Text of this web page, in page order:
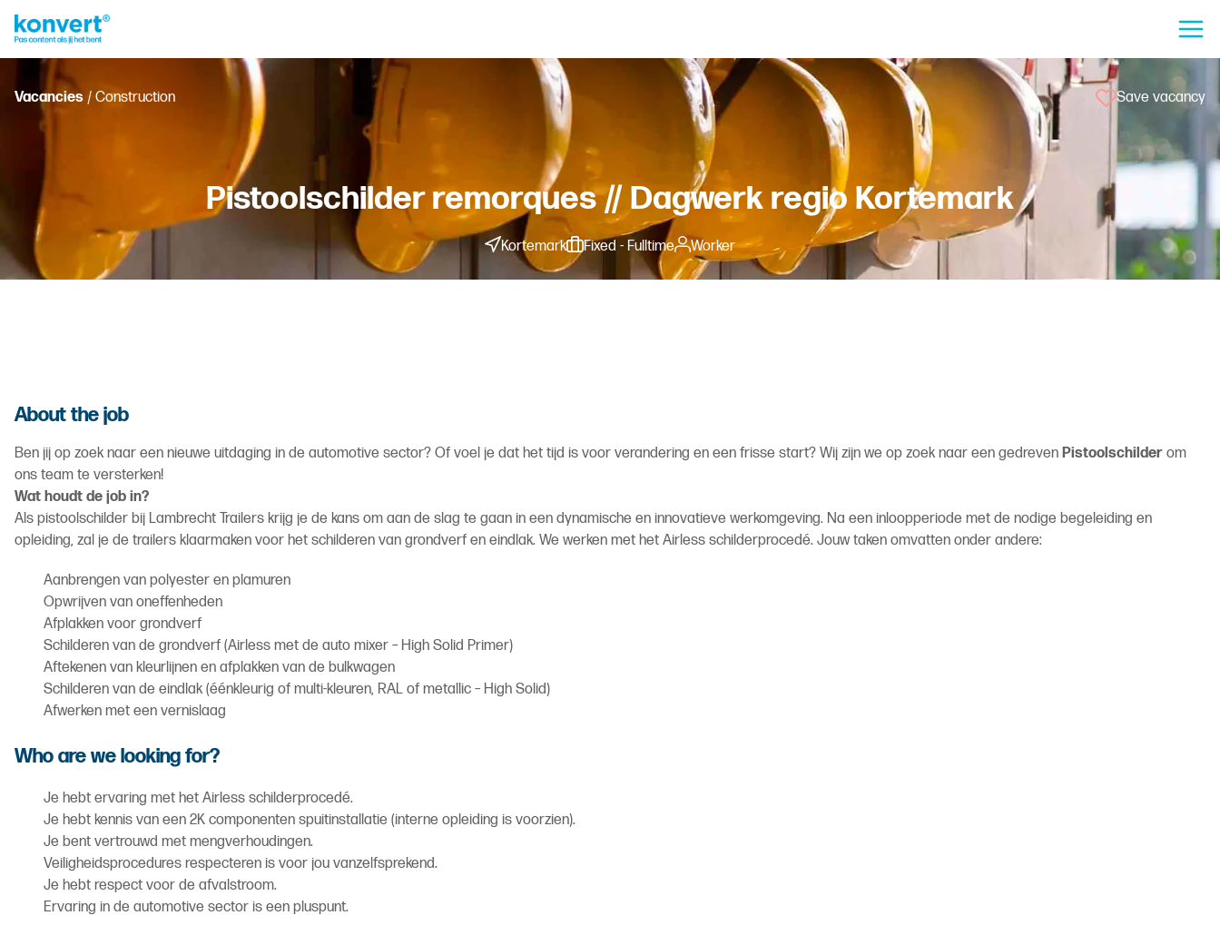
Vacancies / Construction Save vacancy
Pistoolschilder remorques // Dagwerk regio Kortemark
Kortemark Fixed - Fulltime Worker
About the job
Ben jij op zoek naar een nieuwe uitdaging in de automotive sector? Of voel je dat het tijd is voor verandering en een frisse start? Wij zijn we op zoek naar een gedreven Pistoolschilder om
ons team te versterken!
Wat houdt de job in?
Als pistoolschilder bij Lambrecht Trailers krijg je de kans om aan de slag te gaan in een dynamische en innovatieve werkomgeving. Na een inloopperiode met de nodige begeleiding en
opleiding, zal je de trailers klaarmaken voor het schilderen van grondverf en eindlak. We werken met het Airless schilderprocedé. Jouw taken omvatten onder andere:
Aanbrengen van polyester en plamuren
Opwrijven van oneffenheden
Afplakken voor grondverf
Schilderen van de grondverf (Airless met de auto mixer – High Solid Primer)
Aftekenen van kleurlijnen en afplakken van de bulkwagen
Schilderen van de eindlak (éénkleurig of multi-kleuren, RAL of metallic – High Solid)
Afwerken met een vernislaag
Who are we looking for?
Je hebt ervaring met het Airless schilderprocedé.
Je hebt kennis van een 2K componenten spuitinstallatie (interne opleiding is voorzien).
Je bent vertrouwd met mengverhoudingen.
Veiligheidsprocedures respecteren is voor jou vanzelfsprekend.
Je hebt respect voor de afvalstroom.
Ervaring in de automotive sector is een pluspunt.